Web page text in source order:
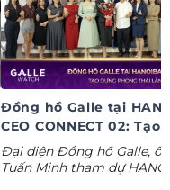
Đồng hồ Galle tại
CEO CONNECT 02: Tạo
phong thái lãnh đạo kỷ
nguyên AI
Đại diện Đồng hồ Galle,
Tuấn Minh tham dự